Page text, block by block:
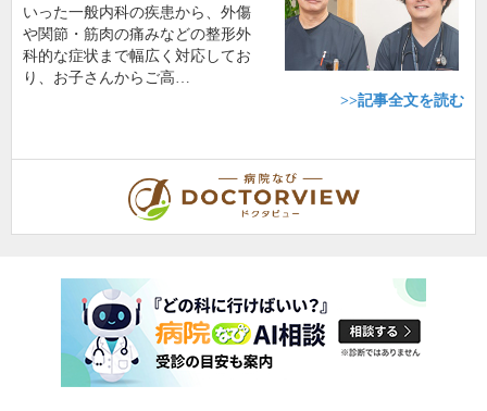
いった一般内科の疾患から、外傷
や関節・筋肉の痛みなどの整形外
科的な症状まで幅広く対応してお
り、お子さんからご高…
>>記事全文を読む